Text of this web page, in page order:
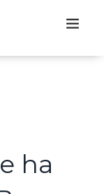
ha